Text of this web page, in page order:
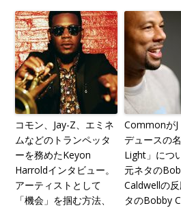
コモン、Jay-Z、エミネ
ムなどのトランペッタ
ーを務めたKeyon
Harroldインタビュー。
アーティストとして
「機会」を掴む方法、
CommonがJ
デュースの
Light」につ
元ネタの
Caldwellの
タのBobby